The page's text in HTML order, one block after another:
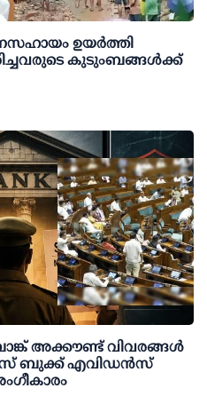
ഉയര്‍ത്തി
കുടുംബങ്ങള്‍ക്ക്
അക്കൗണ്ട് വിവരങ്ങള്‍
ബുക്ക് എവിഡന്‍സ്